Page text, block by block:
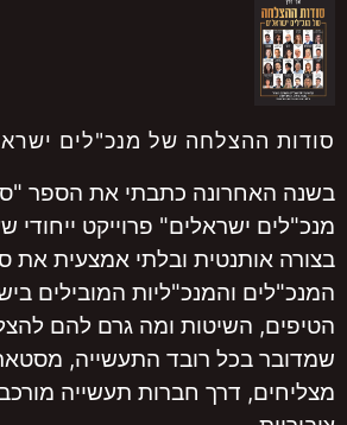
סודות ההצלחה של מנכ"לים
בשנה האחרונה כתבתי את הספר
מנכ"לים ישראלים" פרוייקט ייחודי
המנכ"לים והמנכ"ליות המובילים
הטיפים, השיטות ומה גרם להם
שמדובר בכל רובד התעשייה,
מצליחים, דרך חברות תעשייה